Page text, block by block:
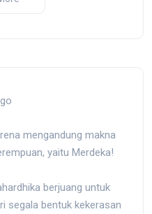
mengandung makna
yaitu Merdeka!
berjuang untuk
segala bentuk kekerasan